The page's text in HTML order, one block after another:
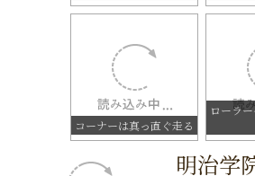
コーナーは真っ直ぐ走る
ローラ
明治学